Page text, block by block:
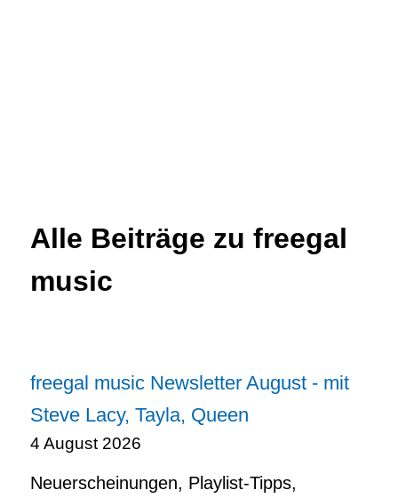
Alle Beiträge zu freegal
music
freegal music Newsletter August - mit
Steve Lacy, Tayla, Queen
4 August 2026
Neuerscheinungen, Playlist-Tipps,